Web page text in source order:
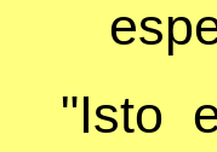
"Isto